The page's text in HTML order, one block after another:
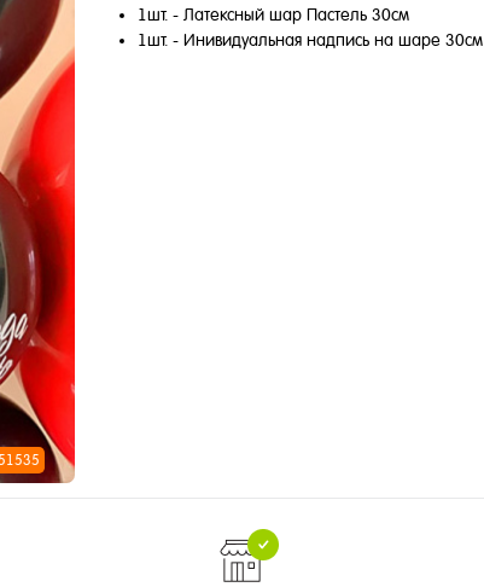
1шт. - Латексный шар Пастель 30см
1шт. - Инивидуальная надпись на шаре 30см